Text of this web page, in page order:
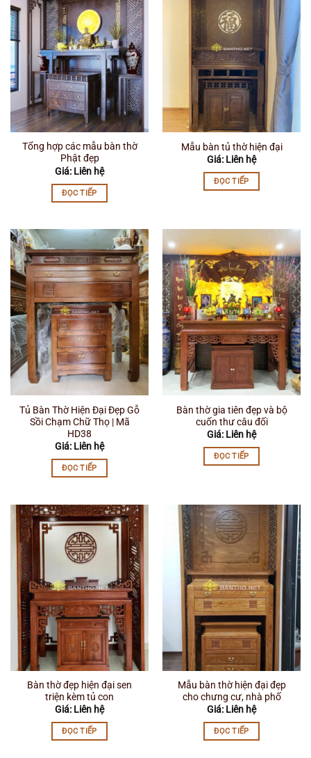
Tổng hợp các mẫu bàn thờ
Phật đẹp
Giá: Liên hệ
ĐỌC TIẾP
Mẫu bàn tủ thờ hiện đại
Giá: Liên hệ
ĐỌC TIẾP
Tủ Bàn Thờ Hiện Đại Đẹp Gỗ
Sồi Chạm Chữ Thọ | Mã
HD38
Giá: Liên hệ
ĐỌC TIẾP
Bàn thờ gia tiên đẹp và bộ
cuốn thư câu đối
Giá: Liên hệ
ĐỌC TIẾP
Bàn thờ đẹp hiện đại sen
triện kèm tủ con
Giá: Liên hệ
ĐỌC TIẾP
Mẫu bàn thờ hiện đại đẹp
cho chưng cư, nhà phố
Giá: Liên hệ
ĐỌC TIẾP